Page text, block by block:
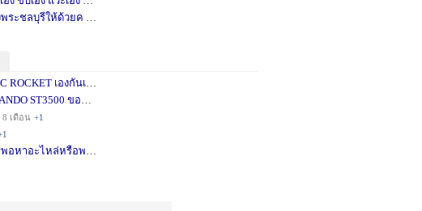
ระชลบุรีให้ด้วยค
เองกันเถอ
ST3500 ขอคำแน
8 เดือน +1
อหาอะไหล่หรือพอซ